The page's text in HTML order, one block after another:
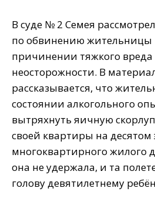
В суде № 2 Семея
по обвинению жительницы
причинении тяжкого
неосторожности. В
рассказывается, что
состоянии алкогольного
вытряхнуть яичную
своей квартиры на десятом
многоквартирного жилого
она не удержала, и та
голову девятилетнему